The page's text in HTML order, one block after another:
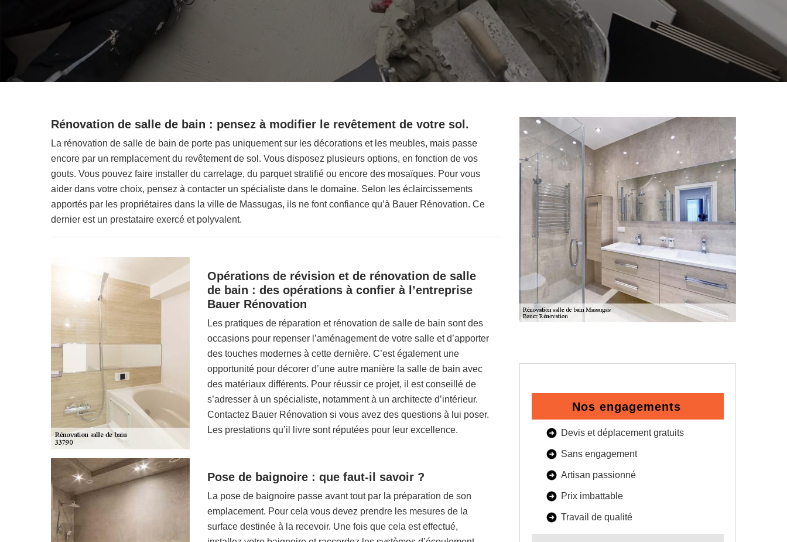
Rénovation de salle de bain : pensez à modifier le revêtement de votre sol.
La rénovation de salle de bain de porte pas uniquement sur les décorations et les meubles, mais passe
encore par un remplacement du revêtement de sol. Vous disposez plusieurs options, en fonction de vos
gouts. Vous pouvez faire installer du carrelage, du parquet stratifié ou encore des mosaïques. Pour vous
aider dans votre choix, pensez à contacter un spécialiste dans le domaine. Selon les éclaircissements
apportés par les propriétaires dans la ville de Massugas, ils ne font confiance qu’à Bauer Rénovation. Ce
dernier est un prestataire exercé et polyvalent.
Opérations de révision et de rénovation de salle
de bain : des opérations à confier à l’entreprise
Bauer Rénovation
Les pratiques de réparation et rénovation de salle de bain sont des
occasions pour repenser l’aménagement de votre salle et d’apporter
des touches modernes à cette dernière. C’est également une
opportunité pour décorer d’une autre manière la salle de bain avec
des matériaux différents. Pour réussir ce projet, il est conseillé de
s’adresser à un spécialiste, notamment à un architecte d’intérieur.
Contactez Bauer Rénovation si vous avez des questions à lui poser.
Les prestations qu’il livre sont réputées pour leur excellence.
Pose de baignoire : que faut-il savoir ?
La pose de baignoire passe avant tout par la préparation de son
emplacement. Pour cela vous devez prendre les mesures de la
surface destinée à la recevoir. Une fois que cela est effectué,
Nos engagements
Devis et déplacement gratuits
Sans engagement
Artisan passionné
Prix imbattable
Travail de qualité